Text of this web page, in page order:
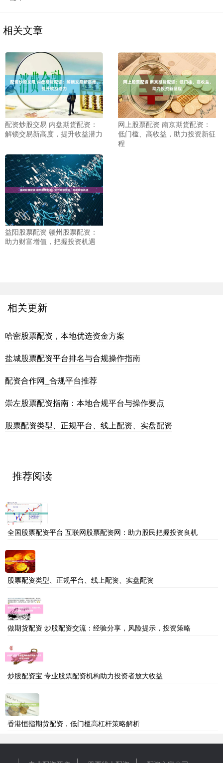
相关文章
配资炒股交易 内盘期货配资：
解锁交易新高度，提升收益潜力
网上股票配资 南京期货配资：
低门槛、高收益，助力投资新征
程
益阳股票配资 赣州股票配资：
助力财富增值，把握投资机遇
相关更新
哈密股票配资，本地优选资金方案
盐城股票配资平台排名与合规操作指南
配资合作网_合规平台推荐
崇左股票配资指南：本地合规平台与操作要点
股票配资类型、正规平台、线上配资、实盘配资
推荐阅读
全国股票配资平台 互联网股票配资网：助力股民把握投资良机
股票配资类型、正规平台、线上配资、实盘配资
做期货配资 炒股配资交流：经验分享，风险提示，投资策略
炒股配资宝 专业股票配资机构助力投资者放大收益
香港恒指期货配资，低门槛高杠杆策略解析